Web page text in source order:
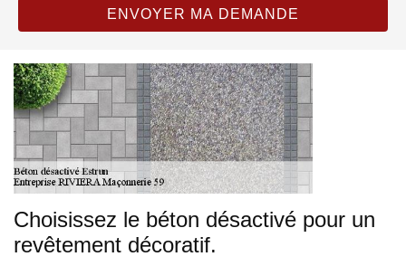
Choisissez le béton désactivé pour un
revêtement décoratif.